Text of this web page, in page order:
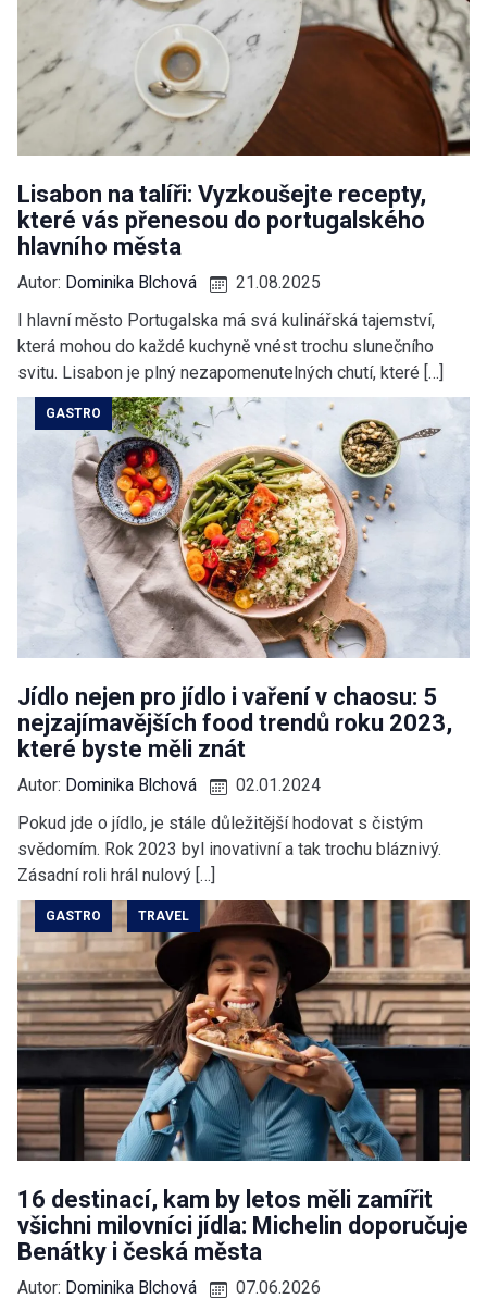
Lisabon na talíři: Vyzkoušejte recepty,
které vás přenesou do portugalského
hlavního města
Autor: Dominika Blchová
21.08.2025
I hlavní město Portugalska má svá kulinářská tajemství,
která mohou do každé kuchyně vnést trochu slunečního
svitu. Lisabon je plný nezapomenutelných chutí, které […]
GASTRO
Jídlo nejen pro jídlo i vaření v chaosu: 5
nejzajímavějších food trendů roku 2023,
které byste měli znát
Autor: Dominika Blchová
02.01.2024
Pokud jde o jídlo, je stále důležitější hodovat s čistým
svědomím. Rok 2023 byl inovativní a tak trochu bláznivý.
Zásadní roli hrál nulový […]
GASTRO TRAVEL
16 destinací, kam by letos měli zamířit
všichni milovníci jídla: Michelin doporučuje
Benátky i česká města
Autor: Dominika Blchová
07.06.2026